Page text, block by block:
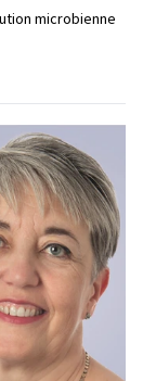
microbienne